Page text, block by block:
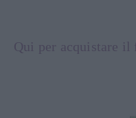
Qui per acquistare